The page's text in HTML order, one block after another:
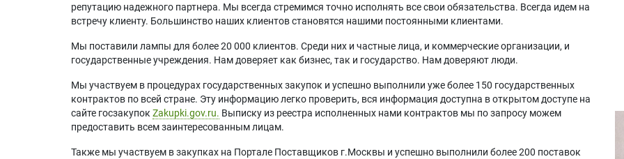
репутацию надежного партнера. Мы всегда стремимся точно исполнять все свои обязательства. Всегда идем на
встречу клиенту. Большинство наших клиентов становятся нашими постоянными клиентами.
Мы поставили лампы для более 20 000 клиентов. Среди них и частные лица, и коммерческие организации, и
государственные учреждения. Нам доверяет как бизнес, так и государство. Нам доверяют люди.
Мы участвуем в процедурах государственных закупок и успешно выполнили уже более 150 государственных
контрактов по всей стране. Эту информацию легко проверить, вся информация доступна в открытом доступе на
сайте госзакупок Zakupki.gov.ru. Выписку из реестра исполненных нами контрактов мы по запросу можем
предоставить всем заинтересованным лицам.
Также мы участвуем в закупках на Портале Поставщиков г.Москвы и успешно выполнили более 200 поставок